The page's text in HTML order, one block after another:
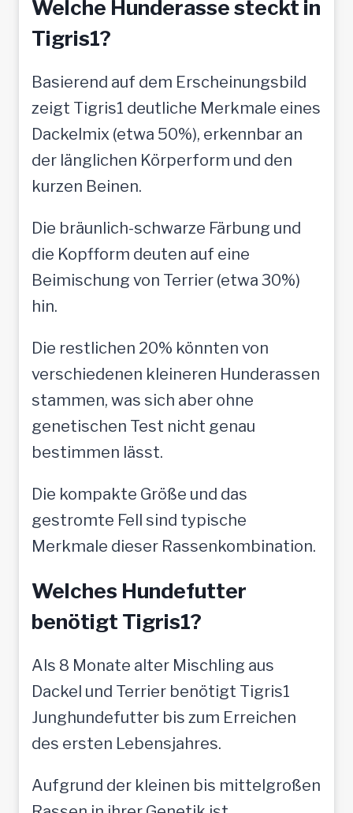
Welche Hunderasse steckt in
Tigris1?
Basierend auf dem Erscheinungsbild
zeigt Tigris1 deutliche Merkmale eines
Dackelmix (etwa 50%), erkennbar an
der länglichen Körperform und den
kurzen Beinen.
Die bräunlich-schwarze Färbung und
die Kopfform deuten auf eine
Beimischung von Terrier (etwa 30%)
hin.
Die restlichen 20% könnten von
verschiedenen kleineren Hunderassen
stammen, was sich aber ohne
genetischen Test nicht genau
bestimmen lässt.
Die kompakte Größe und das
gestromte Fell sind typische
Merkmale dieser Rassenkombination.
Welches Hundefutter
benötigt Tigris1?
Als 8 Monate alter Mischling aus
Dackel und Terrier benötigt Tigris1
Junghundefutter bis zum Erreichen
des ersten Lebensjahres.
Aufgrund der kleinen bis mittelgroßen